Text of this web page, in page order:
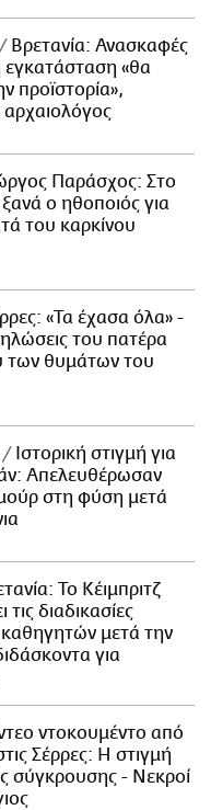
Βρετανία: Ανασκαφές
εγκατάσταση «θα
προϊστορία»,
αρχαιολόγος
Παράσχος: Στο
ο ηθοποιός για
του καρκίνου
«Τα έχασα όλα» -
του πατέρα
των θυμάτων του
Ιστορική στιγμή για
Απελευθέρωσαν
στη φύση μετά
Το Κέιμπριτζ
τις διαδικασίες
μετά την
για
ντοκουμέντο από
Σέρρες: Η στιγμή
σύγκρουσης - Νεκροί